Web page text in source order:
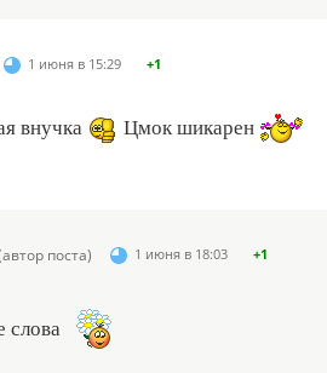
1 июня в 15:29 +1
внучка Цмок шикарен
поста) 1 июня в 18:03 +1
слова